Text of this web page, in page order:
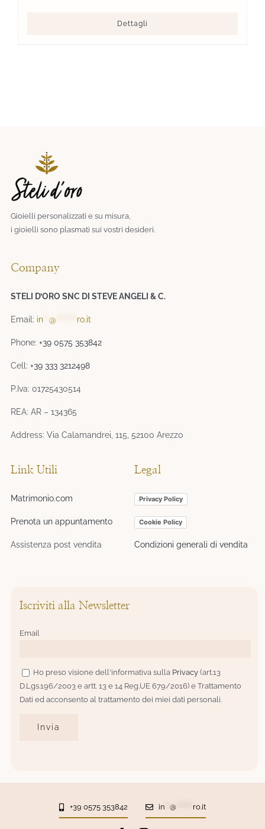
Dettagli
Gioielli personalizzati e su misura,
i gioielli sono plasmati sui vostri desideri.​
Company
STELI D’ORO SNC DI STEVE ANGELI & C.
Email: in **@ ro.it
Phone:+39 0575 353842
Cell:+39 333 3212498
P.Iva: 01725430514
REA: AR – 134365
Address: Via Calamandrei, 115, 52100 Arezzo
Link Utili
Matrimonio.com
Prenota un appuntamento
Assistenza post vendita
Legal
Privacy Policy
Cookie Policy
Condizioni generali di vendita
Iscriviti alla Newsletter
Email
Ho preso visione dell'informativa sulla Privacy (art.13
D.Lgs.196/2003 e artt. 13 e 14 Reg.UE 679/2016) e Trattamento
Dati ed acconsento al trattamento dei miei dati personali.
+39 0575 353842 in @******* ro.it